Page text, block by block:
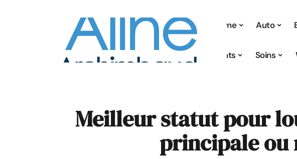
À la une Auto
Parents Soins
Meilleur statut pour
principale ou